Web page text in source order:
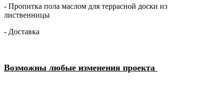
- Пропитка пола маслом для террасной доски из
лиственницы
- Доставка
Возможны любые изменения проекта